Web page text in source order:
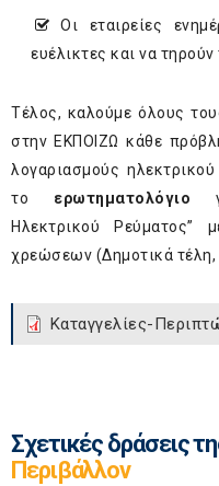
Οι εταιρείες
ευέλικτες και να
Τέλος, καλούμε όλους
στην ΕΚΠΟΙΖΩ κάθε
λογαριασμούς
το ερωτηματολόγιο
Ηλεκτρικού
χρεώσεων (Δημοτικά
Καταγγελίες-
Σχετικές δράσεις
Περιβάλλον